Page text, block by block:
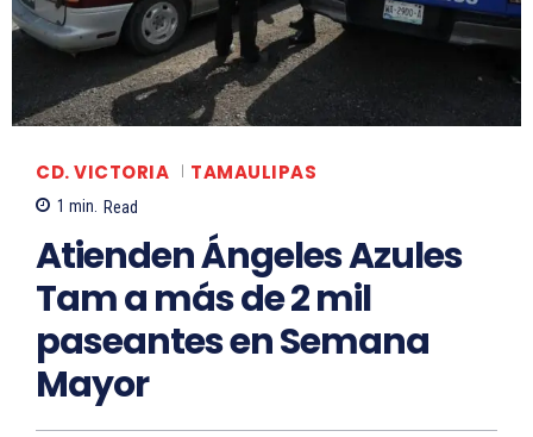
CD. VICTORIA TAMAULIPAS
1 min. Read
Atienden Ángeles Azules
Tam a más de 2 mil
paseantes en Semana
Mayor